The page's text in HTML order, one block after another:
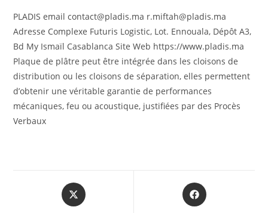
PLADIS email contact@pladis.ma r.miftah@pladis.ma
Adresse Complexe Futuris Logistic, Lot. Ennouala, Dépôt A3,
Bd My Ismaïl Casablanca Site Web https://www.pladis.ma
Plaque de plâtre peut être intégrée dans les cloisons de
distribution ou les cloisons de séparation, elles permettent
d’obtenir une véritable garantie de performances
mécaniques, feu ou acoustique, justifiées par des Procès
Verbaux